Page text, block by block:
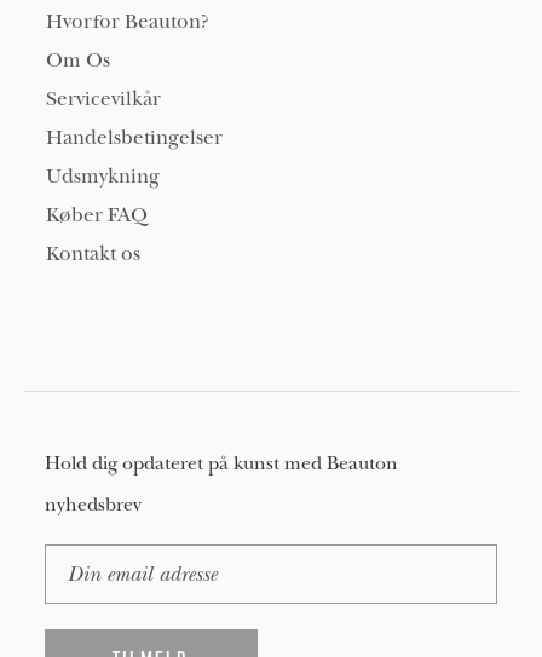
Hvorfor Beauton?
Om Os
Servicevilkår
Handelsbetingelser
Udsmykning
Køber FAQ
Kontakt os
Hold dig opdateret på kunst med Beauton
nyhedsbrev